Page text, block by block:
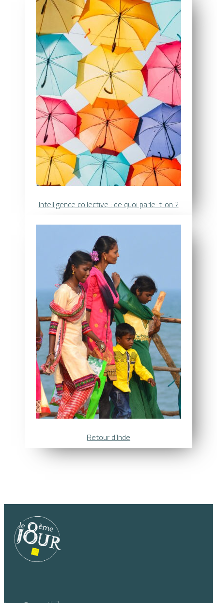
Intelligence collective : de quoi parle-t-on ?
Retour d’Inde